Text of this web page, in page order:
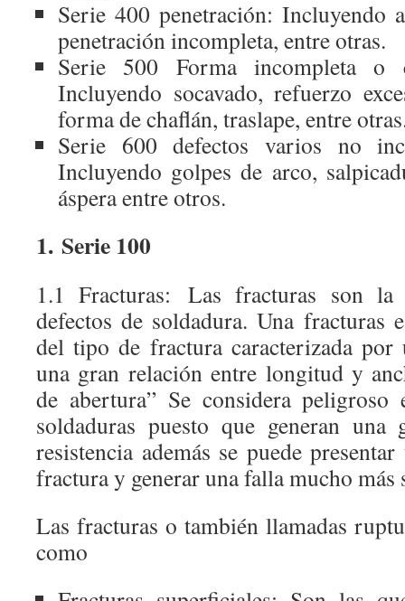
Serie 400 penetración: Incluyendo
penetración incompleta, entre otras.
Serie 500 Forma incompleta o
Incluyendo socavado, refuerzo
forma de chaflán, traslape, entre
Serie 600 defectos varios no
Incluyendo golpes de arco,
áspera entre otros.
1. Serie 100
1.1 Fracturas: Las fracturas son la
defectos de soldadura. Una fracturas
del tipo de fractura caracterizada por
una gran relación entre longitud y
de abertura” Se considera peligroso
soldaduras puesto que generan
resistencia además se puede
fractura y generar una falla mucho más
Las fracturas o también llamadas
como